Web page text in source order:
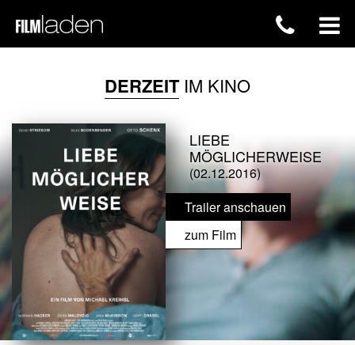
DERZEITIM KINO
LIEBE
MÖGLICHERWEISE
(02.12.2016)
Trailer anschauen
zum Film